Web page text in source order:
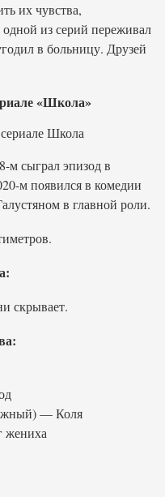
их чувства,
одной из серий переживал
в больницу. Друзей
«Школа»
м сыграл эпизод в
м появился в комедии
в главной роли.
скрывает.
— Коля